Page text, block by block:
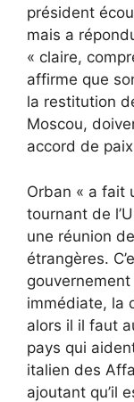
président
mais a
« claire,
affirme que
la restitution
Moscou,
accord de
Orban « a fait
tournant de
une réunion
étrangères.
gouvernement
immédiate, la
alors il il faut
pays qui
italien des
ajoutant qu’il